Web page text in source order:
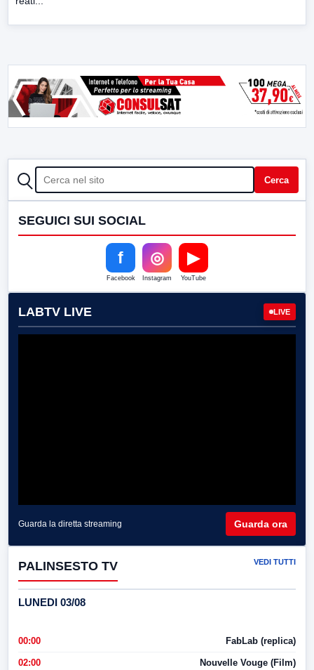
CERCA Cerca
SEGUICI SUI SOCIAL
f
Facebook
◎
Instagram
▶
YouTube
LABTV LIVE LIVE
Guarda la diretta streaming Guarda ora
PALINSESTO TV VEDI TUTTI
LUNEDI 03/08
00:00 FabLab (replica)
02:00 Nouvelle Vouge (Film)